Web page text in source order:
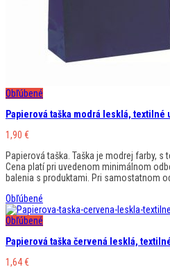
Obľúbené
Papierová taška modrá lesklá, textilné
1,90 €
Papierová taška. Taška je modrej farby, s
Cena platí pri uvedenom minimálnom
balenia s produktami. Pri samostatnom
Obľúbené
Obľúbené
Papierová taška červená lesklá,
1,64€